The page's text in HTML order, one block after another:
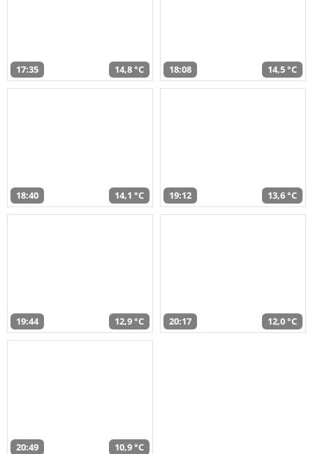
17:35 14,8 °C 18:08 14,5 °C
18:40 14,1 °C 19:12 13,6 °C
19:44 12,9 °C 20:17 12,0 °C
20:49 10,9 °C